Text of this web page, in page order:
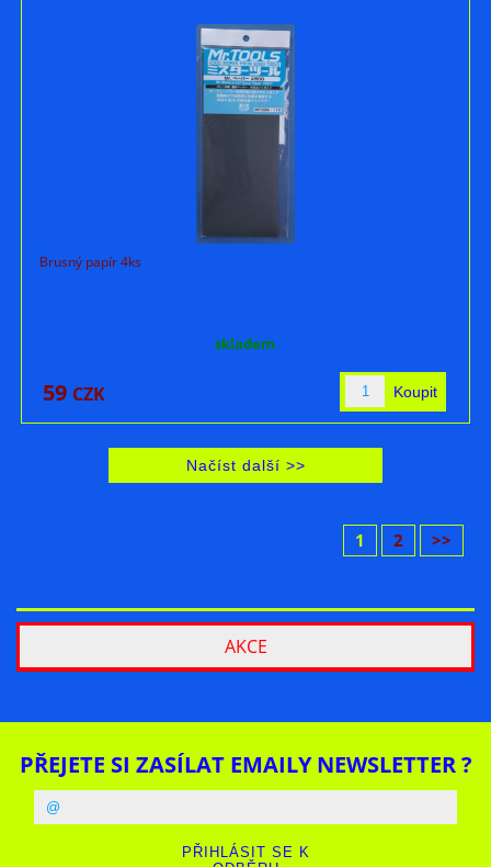
Brusný papír 4ks
skladem
59 CZK
1 2 >>
AKCE
PŘEJETE SI ZASÍLAT EMAILY NEWSLETTER ?